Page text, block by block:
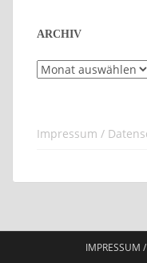
ARCHIV
Archiv
Impressum /
IMPRESSUM